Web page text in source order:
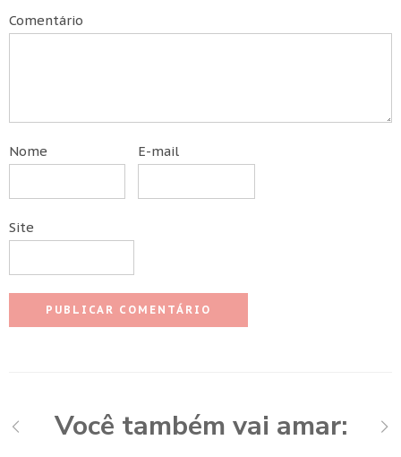
Comentário
Nome E-mail
Site
Você também vai amar: